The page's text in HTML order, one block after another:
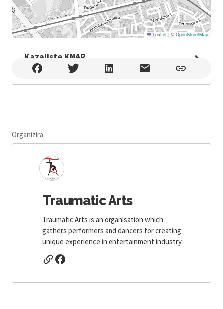
Leaflet |© OpenStreetMap
Kazaliste KNAP
Kazaliste KNAP , Zagreb
Organizira
Traumatic Arts
Traumatic Arts is an organisation which
gathers performers and dancers for creating
unique experience in entertainment industry.